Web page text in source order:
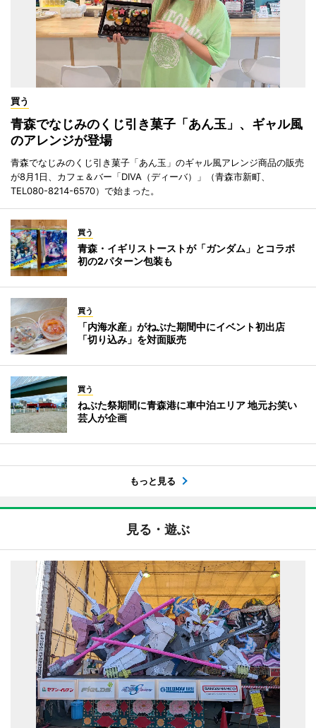
買う
青森でなじみのくじ引き菓子「あん玉」、ギャル風
のアレンジが登場
青森でなじみのくじ引き菓子「あん玉」のギャル風アレンジ商品の販売
が8月1日、カフェ＆バー「DIVA（ディーバ）」（青森市新町、
TEL080-8214-6570）で始まった。
買う
青森・イギリストーストが「ガンダム」とコラボ
初の2パターン包装も
買う
「内海水産」がねぶた期間中にイベント初出店
「切り込み」を対面販売
買う
ねぶた祭期間に青森港に車中泊エリア 地元お笑い
芸人が企画
もっと見る
見る・遊ぶ